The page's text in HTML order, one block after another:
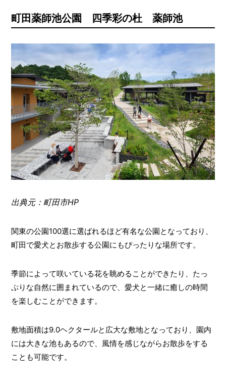
町田薬師池公園 四季彩の杜 薬師池
出典元：町田市HP
関東の公園100選に選ばれるほど有名な公園となっており、
町田で愛犬とお散歩する公園にもぴったりな場所です。
季節によって咲いている花を眺めることができたり、たっ
ぷりな自然に囲まれているので、愛犬と一緒に癒しの時間
を楽しむことができます。
敷地面積は9.0ヘクタールと広大な敷地となっており、園内
には大きな池もあるので、風情を感じながらお散歩をする
ことも可能です。